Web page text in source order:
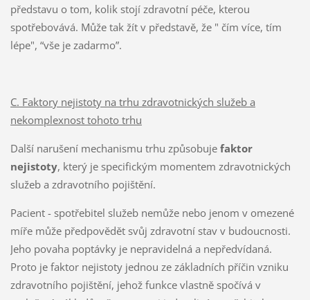
představu o tom, kolik stojí zdravotní péče, kterou
spotřebovává. Může tak žít v představě, že " čím více, tím
lépe", “vše je zadarmo”.
C. Faktory nejistoty na trhu zdravotnických služeb a
nekomplexnost tohoto trhu
Další narušení mechanismu trhu způsobuje faktor
nejistoty, který je specifickým momentem zdravotnických
služeb a zdravotního pojištění.
Pacient - spotřebitel služeb nemůže nebo jenom v omezené
míře může předpovědět svůj zdravotní stav v budoucnosti.
Jeho povaha poptávky je nepravidelná a nepředvídaná.
Proto je faktor nejistoty jednou ze základních příčin vzniku
zdravotního pojištění, jehož funkce vlastně spočívá v